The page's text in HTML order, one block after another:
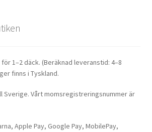
för 1–2 däck. (Beräknad leveranstid: 4–8
finns i Tyskland.
Sverige. Vårt momsregistreringsnummer är
Apple Pay, Google Pay, MobilePay,